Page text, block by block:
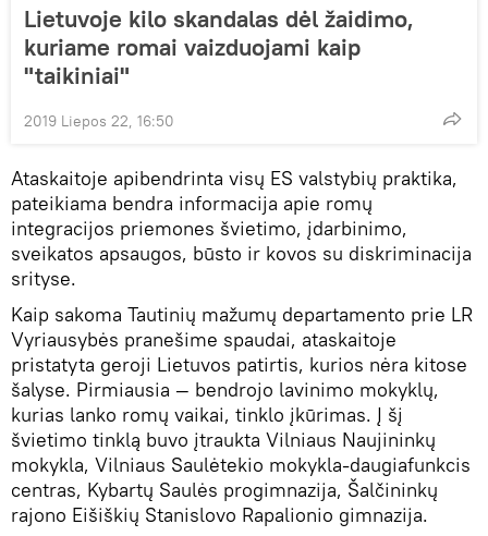
Lietuvoje kilo skandalas dėl žaidimo,
kuriame romai vaizduojami kaip
"taikiniai"
2019 Liepos 22, 16:50
Ataskaitoje apibendrinta visų ES valstybių praktika,
pateikiama bendra informacija apie romų
integracijos priemones švietimo, įdarbinimo,
sveikatos apsaugos, būsto ir kovos su diskriminacija
srityse.
Kaip sakoma Tautinių mažumų departamento prie LR
Vyriausybės pranešime spaudai, ataskaitoje
pristatyta geroji Lietuvos patirtis, kurios nėra kitose
šalyse. Pirmiausia — bendrojo lavinimo mokyklų,
kurias lanko romų vaikai, tinklo įkūrimas. Į šį
švietimo tinklą buvo įtraukta Vilniaus Naujininkų
mokykla, Vilniaus Saulėtekio mokykla-daugiafunkcis
centras, Kybartų Saulės progimnazija, Šalčininkų
rajono Eišiškių Stanislovo Rapalionio gimnazija.